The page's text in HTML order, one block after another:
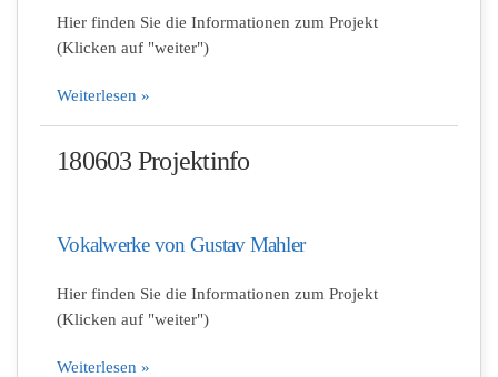
Hier finden Sie die Informationen zum Projekt
(Klicken auf "weiter")
Weiterlesen »
180603 Projektinfo
Vokalwerke von Gustav Mahler
Hier finden Sie die Informationen zum Projekt
(Klicken auf "weiter")
Weiterlesen »